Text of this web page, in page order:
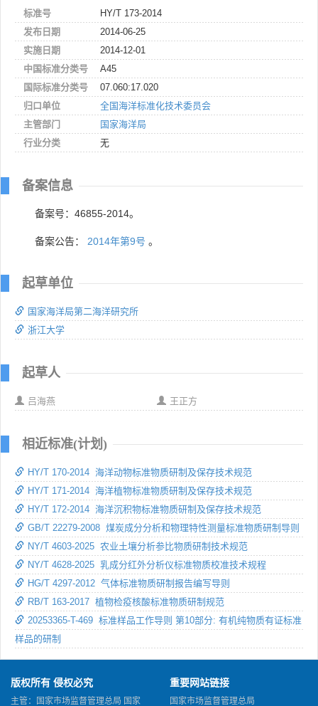
标准号
HY/T 173-2014
发布日期
2014-06-25
实施日期
2014-12-01
中国标准分类号
A45
国际标准分类号
07.060:17.020
归口单位
全国海洋标准化技术委员会
主管部门
国家海洋局
行业分类
无
备案信息
备案号：46855-2014。
备案公告： 2014年第9号 。
起草单位
国家海洋局第二海洋研究所
浙江大学
起草人
吕海燕 王正方
相近标准(计划)
HY/T 170-2014 海洋动物标准物质研制及保存技术规范
HY/T 171-2014 海洋植物标准物质研制及保存技术规范
HY/T 172-2014 海洋沉积物标准物质研制及保存技术规范
GB/T 22279-2008 煤炭成分分析和物理特性测量标准物质研制导则
NY/T 4603-2025 农业土壤分析参比物质研制技术规范
NY/T 4628-2025 乳成分红外分析仪标准物质校准技术规程
HG/T 4297-2012 气体标准物质研制报告编写导则
RB/T 163-2017 植物检疫核酸标准物质研制规范
20253365-T-469 标准样品工作导则 第10部分: 有机纯物质有证标准
样品的研制
版权所有 侵权必究
主管：国家市场监督管理总局 国家
重要网站链接
国家市场监督管理总局